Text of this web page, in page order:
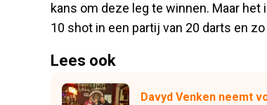
kans om deze leg te winnen. Maar het
10 shot in een partij van 20 darts en
Lees ook
Davyd Venken neemt